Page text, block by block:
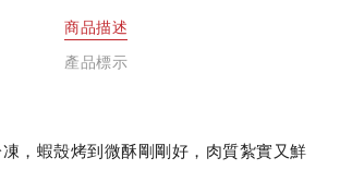
商品描述
產品標示
，蝦殼烤到微酥剛剛好，肉質紮實又鮮